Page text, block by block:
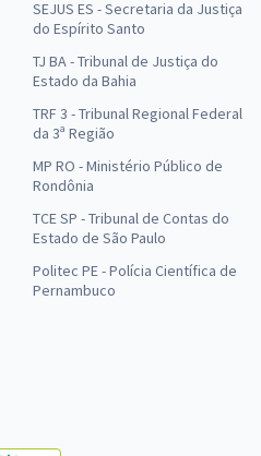
SEJUS ES - Secretaria da Justiça
do Espírito Santo
TJ BA - Tribunal de Justiça do
Estado da Bahia
TRF 3 - Tribunal Regional Federal
da 3ª Região
MP RO - Ministério Público de
Rondônia
TCE SP - Tribunal de Contas do
Estado de São Paulo
Politec PE - Polícia Científica de
Pernambuco